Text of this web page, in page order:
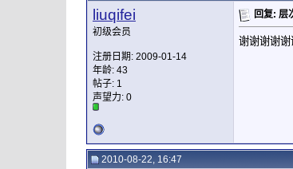
liuqifei
初级会员
注册日期: 2009-01-14
年龄: 43
帖子: 1
声望力: 0
回复: 层
谢谢谢谢
2010-08-22, 16:47